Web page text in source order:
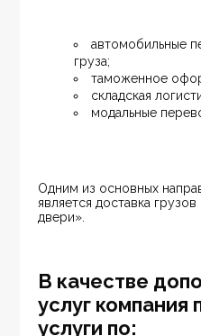
автомобильные
груза;
таможенное
складская
модальные
Одним из основных
является доставка
двери».
В качестве
услуг компания
услуги по: